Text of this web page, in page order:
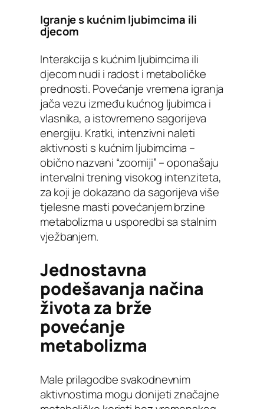
Igranje s kućnim ljubimcima ili
djecom
Interakcija s kućnim ljubimcima ili
djecom nudi i radost i metaboličke
prednosti. Povećanje vremena igranja
jača vezu između kućnog ljubimca i
vlasnika, a istovremeno sagorijeva
energiju. Kratki, intenzivni naleti
aktivnosti s kućnim ljubimcima –
obično nazvani “zoomiji” – oponašaju
intervalni trening visokog intenziteta,
za koji je dokazano da sagorijeva više
tjelesne masti povećanjem brzine
metabolizma u usporedbi sa stalnim
vježbanjem.
Jednostavna
podešavanja načina
života za brže
povećanje
metabolizma
Male prilagodbe svakodnevnim
aktivnostima mogu donijeti značajne